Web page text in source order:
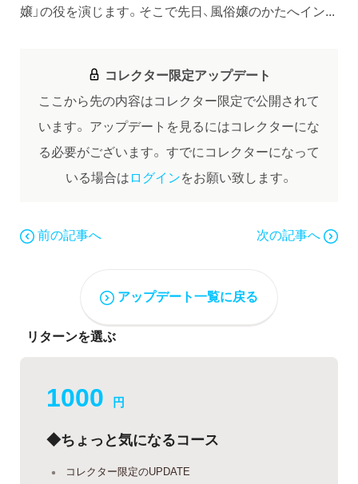
嬢」の役を演じます。そこで先日、風俗嬢のかたへイン...
コレクター限定アップデート
ここから先の内容はコレクター限定で公開されて
います。 アップデートを見るにはコレクターにな
る必要がございます。 すでにコレクターになって
いる場合はログインをお願い致します。
前の記事へ 次の記事へ
アップデート一覧に戻る
リターンを選ぶ
1000 円
◆ちょっと気になるコース
コレクター限定のUPDATE